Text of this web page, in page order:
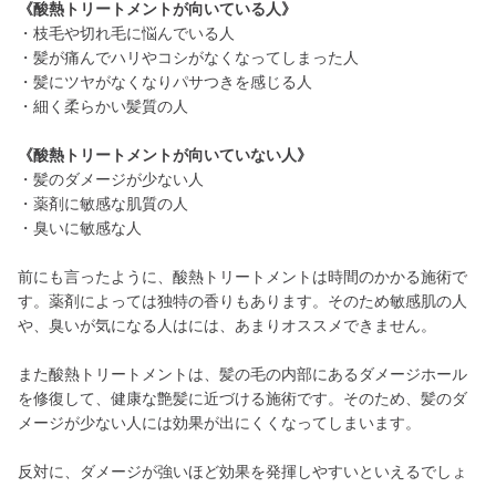
《酸熱トリートメントが向いている人》
・枝毛や切れ毛に悩んでいる人
・髪が痛んでハリやコシがなくなってしまった人
・髪にツヤがなくなりパサつきを感じる人
・細く柔らかい髪質の人
《酸熱トリートメントが向いていない人》
・髪のダメージが少ない人
・薬剤に敏感な肌質の人
・臭いに敏感な人
前にも言ったように、酸熱トリートメントは時間のかかる施術で
す。薬剤によっては独特の香りもあります。そのため敏感肌の人
や、臭いが気になる人はには、あまりオススメできません。
また酸熱トリートメントは、髪の毛の内部にあるダメージホール
を修復して、健康な艶髪に近づける施術です。そのため、髪のダ
メージが少ない人には効果が出にくくなってしまいます。
反対に、ダメージが強いほど効果を発揮しやすいといえるでしょ